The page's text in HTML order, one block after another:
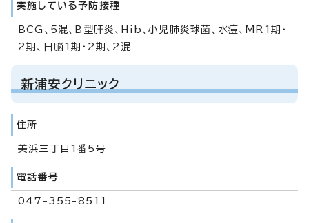
実施している予防接種
BCG、5混、B型肝炎、Hib、小児肺炎球菌、水痘、MR1期・
2期、日脳1期・2期、2混
新浦安クリニック
住所
美浜三丁目1番5号
電話番号
047-355-8511